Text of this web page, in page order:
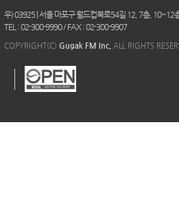
우) 03925 | 서울 마포구 월드컵북로54길 12, 7층, 10~12
TEL : 02-300-9990 / FAX : 02-300-9907
COPYRIGHT(C) Gugak FM Inc. ALL RIGHTS